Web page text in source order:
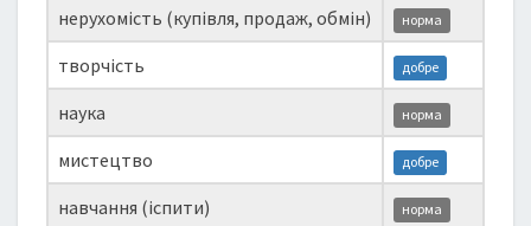
нерухомість (купівля, продаж, обмін) норма
творчість добре
наука норма
мистецтво добре
навчання (іспити) норма